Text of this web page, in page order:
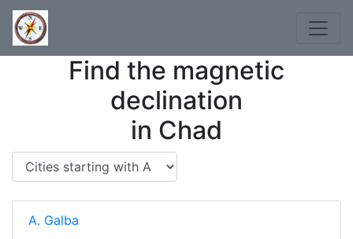
Find the magnetic
declination
in Chad
A. Galba